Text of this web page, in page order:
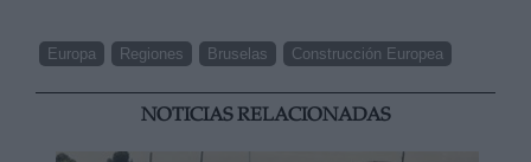
Europa Regiones Bruselas Construcción Europea
NOTICIAS RELACIONADAS